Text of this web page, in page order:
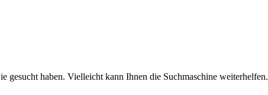
gesucht haben. Vielleicht kann Ihnen die Suchmaschine weiterhelfen.